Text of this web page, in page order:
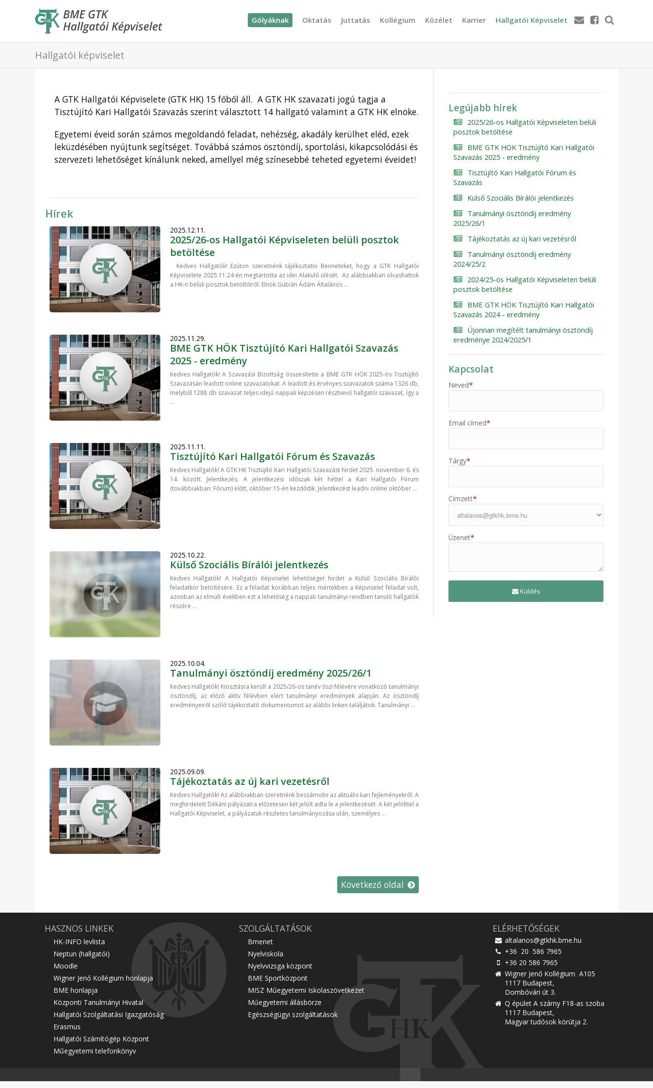
Gólyáknak Oktatás Juttatás Kollégium Közélet Karrier Hallgatói Képviselet
Hallgatói képviselet
A GTK Hallgatói Képviselete (GTK HK) 15 főből áll. A GTK HK szavazati jogú tagja a
Tisztújító Kari Hallgatói Szavazás szerint választott 14 hallgató valamint a GTK HK elnöke.
Egyetemi éveid során számos megoldandó feladat, nehézség, akadály kerülhet eléd, ezek
leküzdésében nyújtunk segítséget. Továbbá számos ösztöndíj, sportolási, kikapcsolódási és
szervezeti lehetőséget kínálunk neked, amellyel még színesebbé teheted egyetemi éveidet!
Hírek
2025.12.11.
2025/26-os Hallgatói Képviseleten belüli posztok
betöltése
Kedves Hallgatók! Ezúton szeretnénk tájékoztatni Benneteket, hogy a GTK Hallgatói
Képviselete 2025.11.24-én megtartotta az idei Alakuló ülését. Az alábbiakban olvashattok
a HK-n belüli posztok betöltőiről: Elnök Gubián Ádám Általános ...
2025.11.29.
BME GTK HÖK Tisztújító Kari Hallgatói Szavazás
2025 - eredmény
Kedves Hallgatók! A Szavazási Bizottság összesítette a BME GTK HÖK 2025-ös Tisztújító
Szavazásán leadott online szavazatokat. A leadott és érvényes szavazatok száma 1326 db,
melyből 1288 db szavazat teljes idejű nappali képzésen résztvevő hallgatói szavazat, így a
...
2025.11.11.
Tisztújító Kari Hallgatói Fórum és Szavazás
Kedves Hallgatók! A GTK HK Tisztújító Kari Hallgatói Szavazást hirdet 2025. november 6. és
14. között. Jelentkezés: A jelentkezési időszak két héttel a Kari Hallgatói Fórum
(továbbiakban: Fórum) előtt, október 15-én kezdődik. Jelentkezést leadni online október ...
2025.10.22.
Külső Szociális Bírálói jelentkezés
Kedves Hallgatók! A Hallgatói Képviselet lehetőséget hirdet a Külső Szociális Bírálói
feladatkör betöltésére. Ez a feladat korábban teljes mértékben a Képviselet feladat volt,
azonban az elmúlt években ezt a lehetőség a nappali tanulmányi rendben tanuló hallgatók
részére ...
2025.10.04.
Tanulmányi ösztöndíj eredmény 2025/26/1
Kedves Hallgatók! Kiosztásra került a 2025/26-os tanév őszi félévére vonatkozó tanulmányi
ösztöndíj, az előző aktív félévben elért tanulmányi eredmények alapján. Az ösztöndíj
eredményeiről szóló tájékoztató dokumentumot az alábbi linken találjátok: Tanulmányi ...
2025.09.09.
Tájékoztatás az új kari vezetésről
Kedves Hallgatók! Az alábbiakban szeretnénk beszámolni az aktuális kari fejleményekről. A
meghirdetett Dékáni pályázatra előzetesen két jelölt adta le a jelentkezését. A két jelölttel a
Hallgatói Képviselet, a pályázatuk részletes tanulmányozása után, személyes ...
Következő oldal
Legújabb hírek
2025/26-os Hallgatói Képviseleten belüli
posztok betöltése
BME GTK HÖK Tisztújító Kari Hallgatói
Szavazás 2025 - eredmény
Tisztújító Kari Hallgatói Fórum és
Szavazás
Külső Szociális Bírálói jelentkezés
Tanulmányi ösztöndíj eredmény
2025/26/1
Tájékoztatás az új kari vezetésről
Tanulmányi ösztöndíj eredmény
2024/25/2
2024/25-ös Hallgatói Képviseleten belüli
posztok betöltése
BME GTK HÖK Tisztújító Kari Hallgatói
Szavazás 2024 - eredmény
Újonnan megítélt tanulmányi ösztöndíj
eredménye 2024/2025/1
Kapcsolat
Neved*
Email címed*
Tárgy*
Címzett*
Üzenet*
Küldés
HASZNOS LINKEK
HK-INFO levlista
Neptun (hallgatói)
Moodle
Wigner Jenő Kollégium honlapja
BME honlapja
Központi Tanulmányi Hivatal
Hallgatói Szolgáltatási Igazgatóság
Erasmus
Hallgatói Számítógép Központ
Műegyetemi telefonkönyv
SZOLGÁLTATÁSOK
Bmenet
Nyelviskola
Nyelvvizsga központ
BME Sportközpont
MISZ Műegyetemi Iskolaszövetkezet
Műegyetemi állásbörze
Egészségügyi szolgáltatások
ELÉRHETŐSÉGEK
altalanos@gtkhk.bme.hu
+36 20 586 7965
+36 20 586 7965
Wigner Jenő Kollégium A105
1117 Budapest,
Dombóvári út 3.
Q épület A szárny F18-as szoba
1117 Budapest,
Magyar tudósok körútja 2.